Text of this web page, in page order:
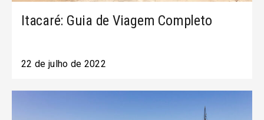
Itacaré: Guia de Viagem Completo
22 de julho de 2022